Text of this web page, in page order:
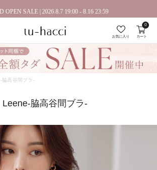
録で今すぐ使えるポイントプレゼント！
OPEN SALE | 2026.8.7 19:00 - 8.16 23:59
お気に入り カート
0
脇高谷間ブラ-
Leene-脇高谷間ブラ-